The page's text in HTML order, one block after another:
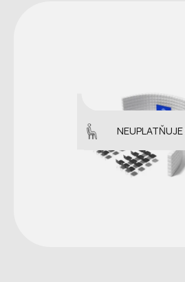
NEUPLATŇUJE